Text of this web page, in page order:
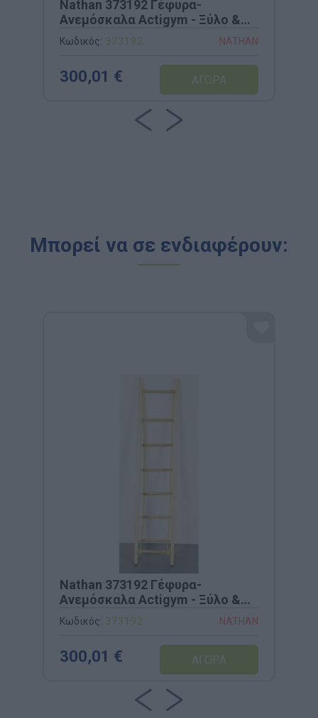
Nathan 373192 Γέφυρα-
Ανεμόσκαλα Actigym - Ξύλο &
Σκοινί
Κωδικός: 373192 NATHAN
300,01 €
Μπορεί να σε ενδιαφέρουν:
Nathan 373192 Γέφυρα-
Ανεμόσκαλα Actigym - Ξύλο &
Σκοινί
Κωδικός: 373192 NATHAN
300,01 €